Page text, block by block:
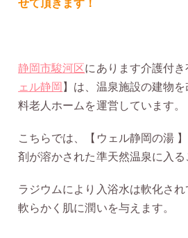
せて頂きます！
静岡市駿河区にあります介護付
ェル静岡 】は、温泉施設の建物
料老人ホームを運営しています。
こちらでは、【ウェル静岡の湯
剤が溶かされた準天然温泉に入る
ラジウムにより入浴水は軟化さ
軟らかく肌に潤いを与えます。